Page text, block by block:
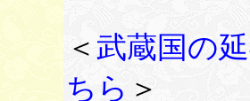
＜ 武蔵国の
ちら ＞